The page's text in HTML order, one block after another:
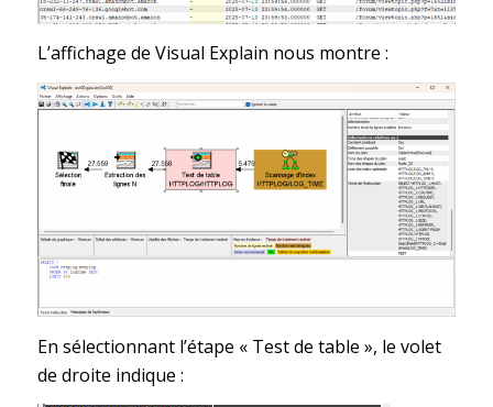
L’affichage de Visual Explain nous montre :
En sélectionnant l’étape « Test de table », le volet
de droite indique :